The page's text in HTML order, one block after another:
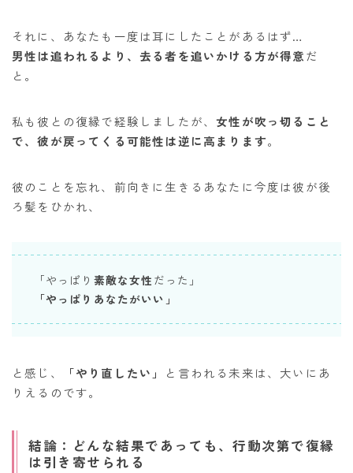
それに、あなたも一度は耳にしたことがあるはず…
男性は追われるより、去る者を追いかける方が得意だ
と。
私も彼との復縁で経験しましたが、女性が吹っ切ること
で、彼が戻ってくる可能性は逆に高まります。
彼のことを忘れ、前向きに生きるあなたに今度は彼が後
ろ髪をひかれ、
「やっぱり 素敵な女性 だった」
「やっぱりあなたがいい」
と感じ、 「やり直したい」
と言われる未来は、大いにあ
りえるのです。
結論：どんな結果であっても、行動次第で復縁
は引き寄せられる